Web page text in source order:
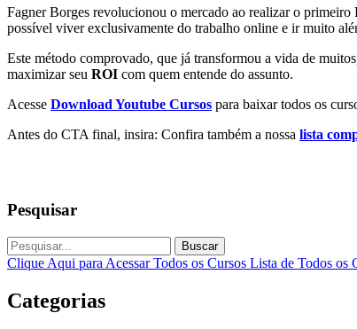
Fagner Borges revolucionou o mercado ao realizar o
possível viver exclusivamente do trabalho online e ir muito
Este método comprovado, que já transformou a vida de
maximizar seu ROI com quem entende do assunto.
Acesse Download Youtube Cursos para baixar todos os
Antes do CTA final, insira: Confira também a nossa lista
Pesquisar
Buscar
Clique Aqui para Acessar Todos os Cursos Lista de Todos os
Categorias